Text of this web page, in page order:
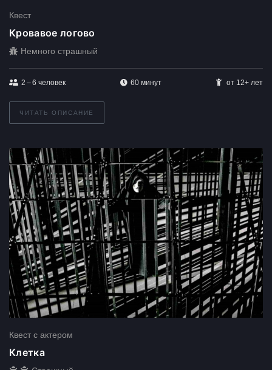
Квест
Кровавое логово
Немного страшный
2 – 6 человек 60 минут от 12+ лет
ЧИТАТЬ ОПИСАНИЕ
Квест с актером
Клетка